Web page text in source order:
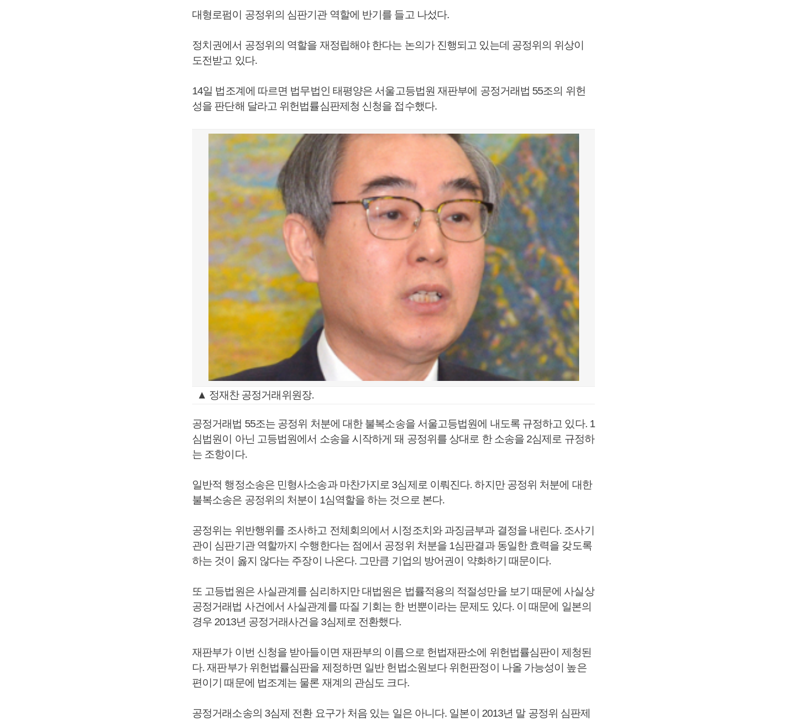
대형로펌이 공정위의 심판기관 역할에 반기를 들고 나섰다.
정치권에서 공정위의 역할을 재정립해야 한다는 논의가 진행되고 있는데 공정위의 위상이
도전받고 있다.
14일 법조계에 따르면 법무법인 태평양은 서울고등법원 재판부에 공정거래법 55조의 위헌
성을 판단해 달라고 위헌법률심판제청 신청을 접수했다.
▲ 정재찬 공정거래위원장.
공정거래법 55조는 공정위 처분에 대한 불복소송을 서울고등법원에 내도록 규정하고 있다. 1
심법원이 아닌 고등법원에서 소송을 시작하게 돼 공정위를 상대로 한 소송을 2심제로 규정하
는 조항이다.
일반적 행정소송은 민형사소송과 마찬가지로 3심제로 이뤄진다. 하지만 공정위 처분에 대한
불복소송은 공정위의 처분이 1심역할을 하는 것으로 본다.
공정위는 위반행위를 조사하고 전체회의에서 시정조치와 과징금부과 결정을 내린다. 조사기
관이 심판기관 역할까지 수행한다는 점에서 공정위 처분을 1심판결과 동일한 효력을 갖도록
하는 것이 옳지 않다는 주장이 나온다. 그만큼 기업의 방어권이 약화하기 때문이다.
또 고등법원은 사실관계를 심리하지만 대법원은 법률적용의 적절성만을 보기 때문에 사실상
공정거래법 사건에서 사실관계를 따질 기회는 한 번뿐이라는 문제도 있다. 이 때문에 일본의
경우 2013년 공정거래사건을 3심제로 전환했다.
재판부가 이번 신청을 받아들이면 재판부의 이름으로 헌법재판소에 위헌법률심판이 제청된
다. 재판부가 위헌법률심판을 제정하면 일반 헌법소원보다 위헌판정이 나올 가능성이 높은
편이기 때문에 법조계는 물론 재계의 관심도 크다.
공정거래소송의 3심제 전환 요구가 처음 있는 일은 아니다. 일본이 2013년 말 공정위 심판제